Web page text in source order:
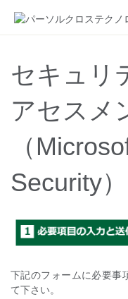
セキュリ
アセスメ
（
Security
下記のフォームに必要事
て下さい。